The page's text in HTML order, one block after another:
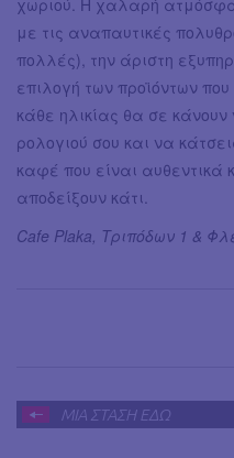
χωριού. Η χαλαρή
με τις αναπαυτικές
πολλές), την άριστη
επιλογή των προϊόντων
κάθε ηλικίας θα σε
ρολογιού σου και να
καφέ που είναι αυθεντικά
αποδείξουν κάτι.
Cafe Plaka, Τριπόδων 1 &
ΜΙΑ ΣΤΑΣΗ ΕΔΩ